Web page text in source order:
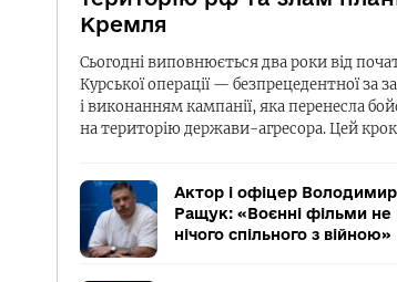
Кремля
Сьогодні виповнюється два роки від
Курської операції — безпрецедентної за
і виконанням кампанії, яка перенесла
на територію держави-агресора. Цей
Актор і офіцер Володимир
Ращук: «Воєнні фільми
нічого спільного з війною»